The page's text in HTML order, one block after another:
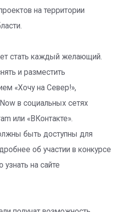
на территории
стать каждый желающий.
и разместить
«Хочу на Север!»,
в социальных сетях
или «ВКонтакте».
быть доступны для
об участии в конкурсе
на сайте